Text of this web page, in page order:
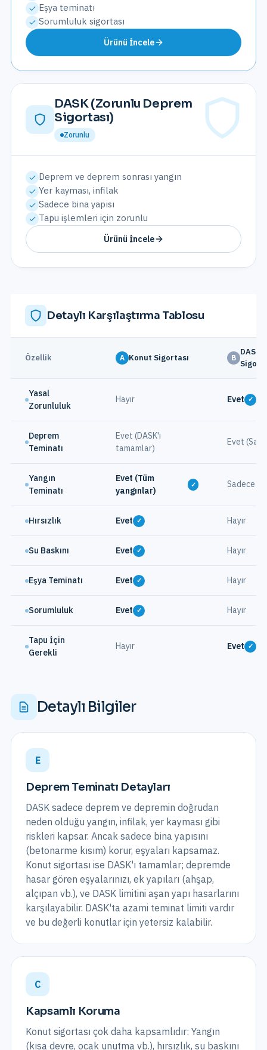
Eşya teminatı
Sorumluluk sigortası
Ürünü İncele
DASK (Zorunlu Deprem
Sigortası)
Zorunlu
Deprem ve deprem sonrası yangın
Yer kayması, infilak
Sadece bina yapısı
Tapu işlemleri için zorunlu
Ürünü İncele
Detaylı Karşılaştırma Tablosu
Özellik A Konut Sigortası B
DASK
Yasal
Zorunluluk
Hayır Evet ✓
Deprem
Teminatı
Evet (DASK'ı
tamamlar)
Evet
Yangın
Teminatı
Evet (Tüm
yangınlar)
✓ Sadece
Hırsızlık Evet ✓ Hayır
Su Baskını Evet ✓ Hayır
Eşya Teminatı Evet ✓ Hayır
Sorumluluk Evet ✓ Hayır
Tapu İçin
Gerekli
Hayır Evet ✓
Detaylı Bilgiler
E
Deprem Teminatı Detayları
DASK sadece deprem ve depremin doğrudan
neden olduğu yangın, infilak, yer kayması gibi
riskleri kapsar. Ancak sadece bina yapısını
(betonarme kısım) korur, eşyaları kapsamaz.
Konut sigortası ise DASK'ı tamamlar; depremde
hasar gören eşyalarınızı, ek yapıları (ahşap,
alçıpan vb.), ve DASK limitini aşan yapı hasarlarını
karşılayabilir. DASK'ta azami teminat limiti vardır
ve bu değerli konutlar için yetersiz kalabilir.
C
Kapsamlı Koruma
Konut sigortası çok daha kapsamlıdır: Yangın
(kısa devre, ocak unutma vb.), hırsızlık, su baskını